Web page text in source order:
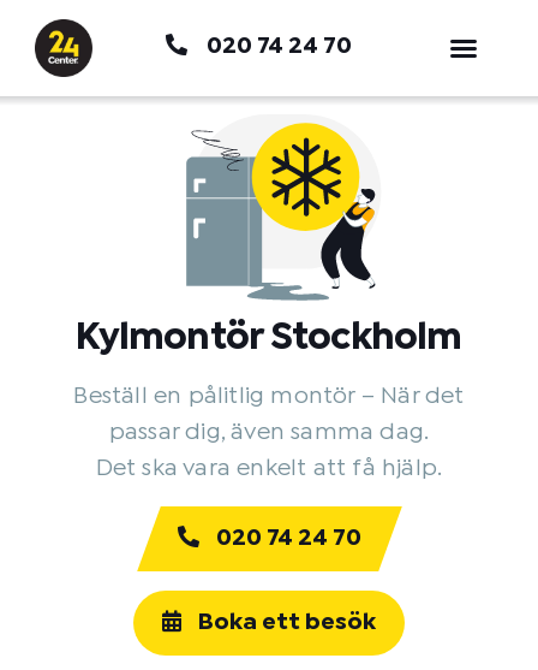
innehåll
020 74 24 70
Kylmontör Stockholm
Beställ en pålitlig montör – När det
passar dig, även samma dag.
Det ska vara enkelt att få hjälp.
020 74 24 70
Boka ett besök